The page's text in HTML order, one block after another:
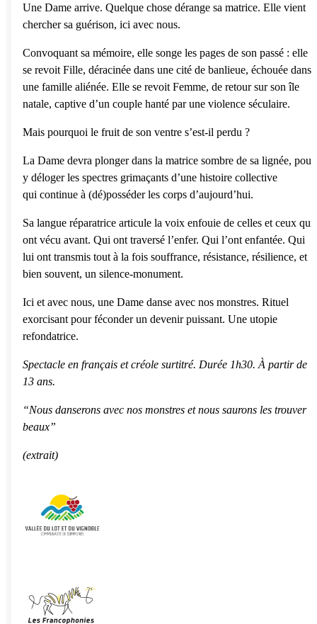
Une Dame arrive. Quelque chose dérange sa matrice. Elle vient
chercher sa guérison, ici avec nous.
Convoquant sa mémoire, elle songe les pages de son passé : elle
se revoit Fille, déracinée dans une cité de banlieue, échouée dans
une famille aliénée. Elle se revoit Femme, de retour sur son île
natale, captive d’un couple hanté par une violence séculaire.
Mais pourquoi le fruit de son ventre s’est-il perdu ?
La Dame devra plonger dans la matrice sombre de sa lignée, pour
y déloger les spectres grimaçants d’une histoire collective
qui continue à (dé)posséder les corps d’aujourd’hui.
Sa langue réparatrice articule la voix enfouie de celles et ceux qui
ont vécu avant. Qui ont traversé l’enfer. Qui l’ont enfantée. Qui
lui ont transmis tout à la fois souffrance, résistance, résilience, et
bien souvent, un silence-monument.
Ici et avec nous, une Dame danse avec nos monstres. Rituel
exorcisant pour féconder un devenir puissant. Une utopie
refondatrice.
Spectacle en français et créole surtitré. Durée 1h30. À partir de
13 ans.
“Nous danserons avec nos monstres et nous saurons les trouver
beaux”
(extrait)